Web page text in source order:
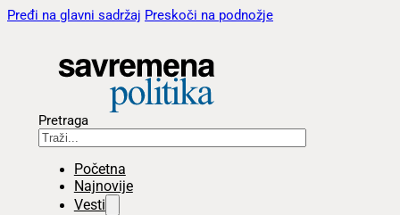
Pređi na glavni sadržaj Preskoči na podnožje
Pretraga
Početna
Najnovije
Vesti